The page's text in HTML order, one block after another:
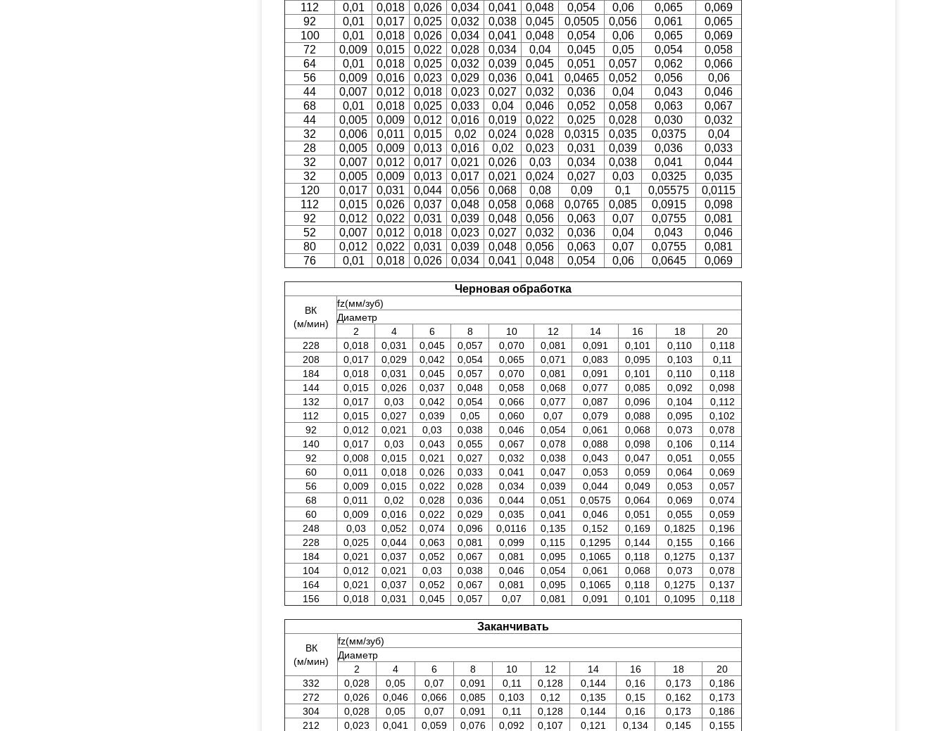
112
0,01 0,018 0,026 0,034 0,041 0,048 0,054 0,06 0,065
0,069
92
0,01 0,017 0,025 0,032 0,038 0,045 0,0505 0,056 0,061
0,065
100
0,01 0,018 0,026 0,034 0,041 0,048 0,054 0,06 0,065
0,069
72
0,009 0,015 0,022 0,028 0,034 0,04 0,045 0,05 0,054
0,058
64
0,01 0,018 0,025 0,032 0,039 0,045 0,051 0,057 0,062
0,066
56
0,009 0,016 0,023 0,029 0,036 0,041 0,0465 0,052 0,056
0,06
44
0,007 0,012 0,018 0,023 0,027 0,032 0,036 0,04 0,043
0,046
68
0,01 0,018 0,025 0,033 0,04 0,046 0,052 0,058 0,063
0,067
44
0,005 0,009 0,012 0,016 0,019 0,022 0,025 0,028 0,030
0,032
32
0,006 0,011 0,015 0,02 0,024 0,028 0,0315 0,035 0,0375
0,04
28
0,005 0,009 0,013 0,016 0,02 0,023 0,031 0,039 0,036
0,033
32
0,007 0,012 0,017 0,021 0,026 0,03 0,034 0,038 0,041
0,044
32
0,005 0,009 0,013 0,017 0,021 0,024 0,027 0,03 0,0325
0,035
120
0,017 0,031 0,044 0,056 0,068 0,08 0,09 0,1 0,05575
0,0115
112
0,015 0,026 0,037 0,048 0,058 0,068 0,0765 0,085 0,0915
0,098
92
0,012 0,022 0,031 0,039 0,048 0,056 0,063 0,07 0,0755
0,081
52
0,007 0,012 0,018 0,023 0,027 0,032 0,036 0,04 0,043
0,046
80
0,012 0,022 0,031 0,039 0,048 0,056 0,063 0,07 0,0755
0,081
76
0,01 0,018 0,026 0,034 0,041 0,048 0,054 0,06 0,0645 0,069
Черновая обработка
ВК
(м/мин)
fz(мм/зуб)
Диаметр
2
4 6 8 10 12 14 16 18
20
228
0,018 0,031 0,045 0,057 0,070 0,081 0,091 0,101 0,110
0,118
208
0,017 0,029 0,042 0,054 0,065 0,071 0,083 0,095 0,103
0,11
184
0,018 0,031 0,045 0,057 0,070 0,081 0,091 0,101 0,110
0,118
144
0,015 0,026 0,037 0,048 0,058 0,068 0,077 0,085 0,092
0,098
132
0,017 0,03 0,042 0,054 0,066 0,077 0,087 0,096 0,104
0,112
112
0,015 0,027 0,039 0,05 0,060 0,07 0,079 0,088 0,095
0,102
92
0,012 0,021 0,03 0,038 0,046 0,054 0,061 0,068 0,073
0,078
140
0,017 0,03 0,043 0,055 0,067 0,078 0,088 0,098 0,106
0,114
92
0,008 0,015 0,021 0,027 0,032 0,038 0,043 0,047 0,051
0,055
60
0,011 0,018 0,026 0,033 0,041 0,047 0,053 0,059 0,064
0,069
56
0,009 0,015 0,022 0,028 0,034 0,039 0,044 0,049 0,053
0,057
68
0,011 0,02 0,028 0,036 0,044 0,051 0,0575 0,064 0,069
0,074
60
0,009 0,016 0,022 0,029 0,035 0,041 0,046 0,051 0,055
0,059
248
0,03 0,052 0,074 0,096 0,0116 0,135 0,152 0,169 0,1825
0,196
228
0,025 0,044 0,063 0,081 0,099 0,115 0,1295 0,144 0,155
0,166
184
0,021 0,037 0,052 0,067 0,081 0,095 0,1065 0,118 0,1275
0,137
104
0,012 0,021 0,03 0,038 0,046 0,054 0,061 0,068 0,073
0,078
164
0,021 0,037 0,052 0,067 0,081 0,095 0,1065 0,118 0,1275
0,137
156
0,018 0,031 0,045 0,057 0,07 0,081 0,091 0,101 0,1095 0,118
Заканчивать
ВК
(м/мин)
fz(мм/зуб)
Диаметр
2
4 6 8 10 12 14 16 18
20
332
0,028 0,05 0,07 0,091 0,11 0,128 0,144 0,16 0,173
0,186
272
0,026 0,046 0,066 0,085 0,103 0,12 0,135 0,15 0,162
0,173
304
0,028 0,05 0,07 0,091 0,11 0,128 0,144 0,16 0,173
0,186
212
0,023 0,041 0,059 0,076 0,092 0,107 0,121 0,134 0,145 0,155